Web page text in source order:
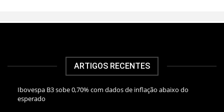
ARTIGOS RECENTES
Ibovespa B3 sobe 0,70% com dados de inflação abaixo do
esperado